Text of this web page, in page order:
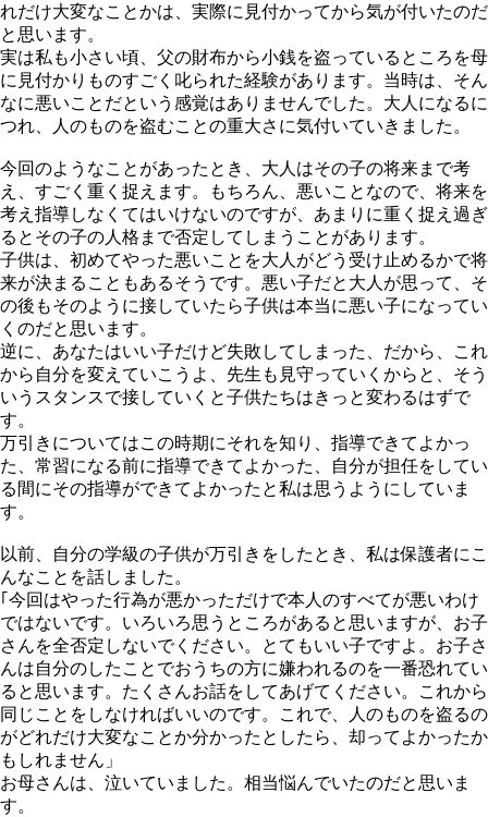
れだけ⼤変なことかは、実際に⾒付かってから気が付いたのだ
と思います。
実は私も⼩さい頃、⽗の財布から⼩銭を盗っているところを⺟
に⾒付かりものすごく叱られた経験があります。当時は、そん
なに悪いことだという感覚はありませんでした。⼤⼈になるに
つれ、⼈のものを盗むことの重⼤さに気付いていきました。
今回のようなことがあったとき、⼤⼈はその⼦の将来まで考
え、すごく重く捉えます。もちろん、悪いことなので、将来を
考え指導しなくてはいけないのですが、あまりに重く捉え過ぎ
るとその⼦の⼈格まで否定してしまうことがあります。
⼦供は、初めてやった悪いことを⼤⼈がどう受け⽌めるかで将
来が決まることもあるそうです。悪い⼦だと⼤⼈が思って、そ
の後もそのように接していたら⼦供は本当に悪い⼦になってい
くのだと思います。
逆に、あなたはいい⼦だけど失敗してしまった、だから、これ
から⾃分を変えていこうよ、先⽣も⾒守っていくからと、そう
いうスタンスで接していくと⼦供たちはきっと変わるはずで
す。
万引きについてはこの時期にそれを知り、指導できてよかっ
た、常習になる前に指導できてよかった、⾃分が担任をしてい
る間にその指導ができてよかったと私は思うようにしていま
す。
以前、⾃分の学級の⼦供が万引きをしたとき、私は保護者にこ
んなことを話しました。
｢今回はやった⾏為が悪かっただけで本⼈のすべてが悪いわけ
ではないです。いろいろ思うところがあると思いますが、お⼦
さんを全否定しないでください。とてもいい⼦ですよ。お⼦さ
んは⾃分のしたことでおうちの⽅に嫌われるのを⼀番恐れてい
ると思います。たくさんお話をしてあげてください。これから
同じことをしなければいいのです。これで、⼈のものを盗るの
がどれだけ⼤変なことか分かったとしたら、却ってよかったか
もしれません」
お⺟さんは、泣いていました。相当悩んでいたのだと思いま
す。